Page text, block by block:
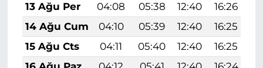
13 Ağu Per
04:08 05:38 12:40 16:26
14 Ağu Cum
04:10 05:39 12:40 16:25
15 Ağu Cts
04:11 05:40 12:40 16:25